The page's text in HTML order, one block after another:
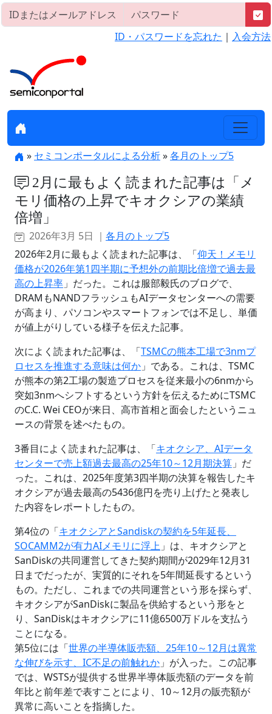
ID・パスワードを忘れた ｜ 入会方法
» セミコンポータルによる分析»各月のトップ5
2月に最もよく読まれた記事は「メ
モリ価格の上昇でキオクシアの業績
倍増」
2026年3月 5日 ｜ 各月のトップ5
2026年2月に最もよく読まれた記事は、「仰天！メモリ
価格が2026年第1四半期に予想外の前期比倍増で過去最
高の上昇率」だった。これは服部毅氏のブログで、
DRAMもNANDフラッシュもAIデータセンターへの需要
が高まり、パソコンやスマートフォンでは不足し、単価
が値上がりしている様子を伝えた記事。
次によく読まれた記事は、「TSMCの熊本工場で3nmプ
ロセスを推進する意味は何か」である。これは、TSMC
が熊本の第2工場の製造プロセスを従来最小の6nmから
突如3nmへシフトするという方針を伝えるためにTSMC
のC.C. Wei CEOが来日、高市首相と面会したというニュ
ースの背景を述べたもの。
3番目によく読まれた記事は、「キオクシア、AIデータ
センターで売上額過去最高の25年10～12月期決算」だ
った。これは、2025年度第3四半期の決算を報告したキ
オクシアが過去最高の5436億円を売り上げたと発表し
た内容をレポートしたもの。
第4位の「キオクシアとSandiskの契約を5年延長、
SOCAMM2が有力AIメモリに浮上」は、キオクシアと
SanDiskの共同運営してきた契約期間が2029年12月31
日までだったが、実質的にそれを5年間延長するという
もの。ただし、これまでの共同運営という形を採らず、
キオクシアがSanDiskに製品を供給するという形をと
り、SanDiskはキオクシアに11億6500万ドルを支払う
ことになる。
第5位には「世界の半導体販売額、25年10～12月は異常
な伸びを示す、IC不足の前触れか」が入った。この記事
では、WSTSが提供する世界半導体販売額のデータを前
年比と前年差で表すことにより、10～12月の販売額が
異常に高いことを指摘した。